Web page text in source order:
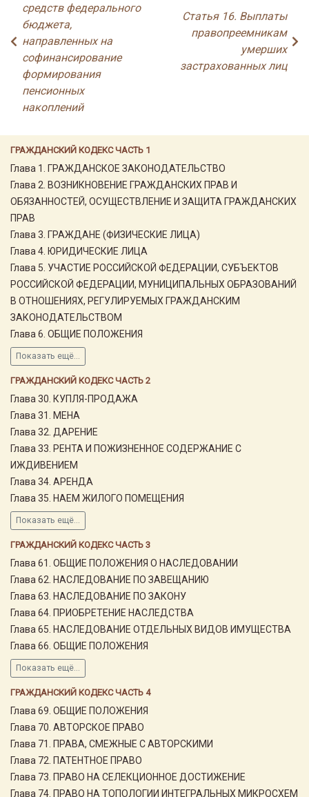
ГРАЖДАНСКИЙ КОДЕКС ЧАСТЬ 1
Глава 1. ГРАЖДАНСКОЕ ЗАКОНОДАТЕЛЬСТВО
Глава 2. ВОЗНИКНОВЕНИЕ ГРАЖДАНСКИХ ПРАВ И
ОБЯЗАННОСТЕЙ, ОСУЩЕСТВЛЕНИЕ И ЗАЩИТА ГРАЖДАНСКИХ
ПРАВ
Глава 3. ГРАЖДАНЕ (ФИЗИЧЕСКИЕ ЛИЦА)
Глава 4. ЮРИДИЧЕСКИЕ ЛИЦА
Глава 5. УЧАСТИЕ РОССИЙСКОЙ ФЕДЕРАЦИИ, СУБЪЕКТОВ
РОССИЙСКОЙ ФЕДЕРАЦИИ, МУНИЦИПАЛЬНЫХ ОБРАЗОВАНИЙ
В ОТНОШЕНИЯХ, РЕГУЛИРУЕМЫХ ГРАЖДАНСКИМ
ЗАКОНОДАТЕЛЬСТВОМ
Глава 6. ОБЩИЕ ПОЛОЖЕНИЯ
Показать ещё...
ГРАЖДАНСКИЙ КОДЕКС ЧАСТЬ 2
Глава 30. КУПЛЯ-ПРОДАЖА
Глава 31. МЕНА
Глава 32. ДАРЕНИЕ
Глава 33. РЕНТА И ПОЖИЗНЕННОЕ СОДЕРЖАНИЕ С
ИЖДИВЕНИЕМ
Глава 34. АРЕНДА
Глава 35. НАЕМ ЖИЛОГО ПОМЕЩЕНИЯ
Показать ещё...
ГРАЖДАНСКИЙ КОДЕКС ЧАСТЬ 3
Глава 61. ОБЩИЕ ПОЛОЖЕНИЯ О НАСЛЕДОВАНИИ
Глава 62. НАСЛЕДОВАНИЕ ПО ЗАВЕЩАНИЮ
Глава 63. НАСЛЕДОВАНИЕ ПО ЗАКОНУ
Глава 64. ПРИОБРЕТЕНИЕ НАСЛЕДСТВА
Глава 65. НАСЛЕДОВАНИЕ ОТДЕЛЬНЫХ ВИДОВ ИМУЩЕСТВА
Глава 66. ОБЩИЕ ПОЛОЖЕНИЯ
Показать ещё...
ГРАЖДАНСКИЙ КОДЕКС ЧАСТЬ 4
Глава 69. ОБЩИЕ ПОЛОЖЕНИЯ
Глава 70. АВТОРСКОЕ ПРАВО
Глава 71. ПРАВА, СМЕЖНЫЕ С АВТОРСКИМИ
Глава 72. ПАТЕНТНОЕ ПРАВО
Глава 73. ПРАВО НА СЕЛЕКЦИОННОЕ ДОСТИЖЕНИЕ
Глава 74. ПРАВО НА ТОПОЛОГИИ ИНТЕГРАЛЬНЫХ МИКРОСХЕМ
средств федерального
бюджета,
направленных на
софинансирование
формирования
пенсионных
накоплений
Статья 16. Выплаты
правопреемникам
умерших
застрахованных лиц